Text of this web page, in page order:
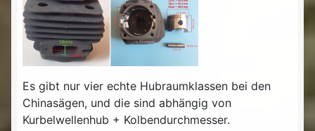
Es gibt nur vier echte Hubraumklassen bei den
Chinasägen, und die sind abhängig von
Kurbelwellenhub + Kolbendurchmesser.